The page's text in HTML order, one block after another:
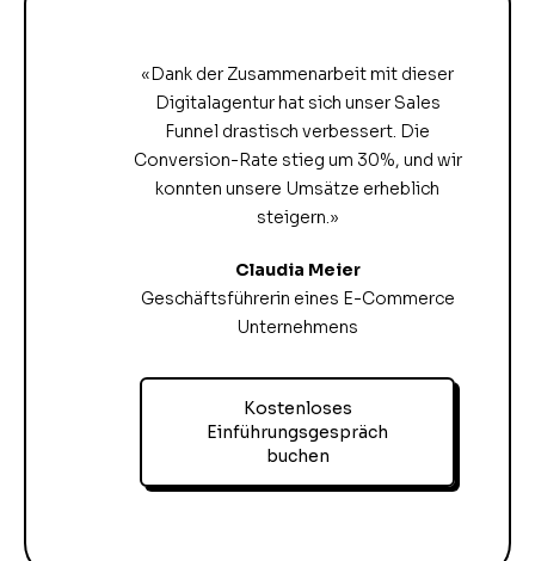
«Dank der Zusammenarbeit mit dieser
Digitalagentur hat sich unser Sales
Funnel drastisch verbessert. Die
Conversion-Rate stieg um 30%, und wir
konnten unsere Umsätze erheblich
steigern.»
Claudia Meier
Geschäftsführerin eines E-Commerce
Unternehmens
Kostenloses
Einführungsgespräch
buchen